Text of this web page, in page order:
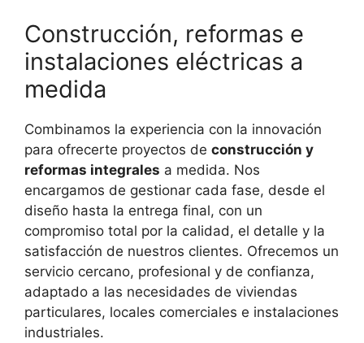
Construcción, reformas e
instalaciones eléctricas a
medida
Combinamos la experiencia con la innovación
para ofrecerte proyectos de construcción y
reformas integrales a medida. Nos
encargamos de gestionar cada fase, desde el
diseño hasta la entrega final, con un
compromiso total por la calidad, el detalle y la
satisfacción de nuestros clientes. Ofrecemos un
servicio cercano, profesional y de confianza,
adaptado a las necesidades de viviendas
particulares, locales comerciales e instalaciones
industriales.